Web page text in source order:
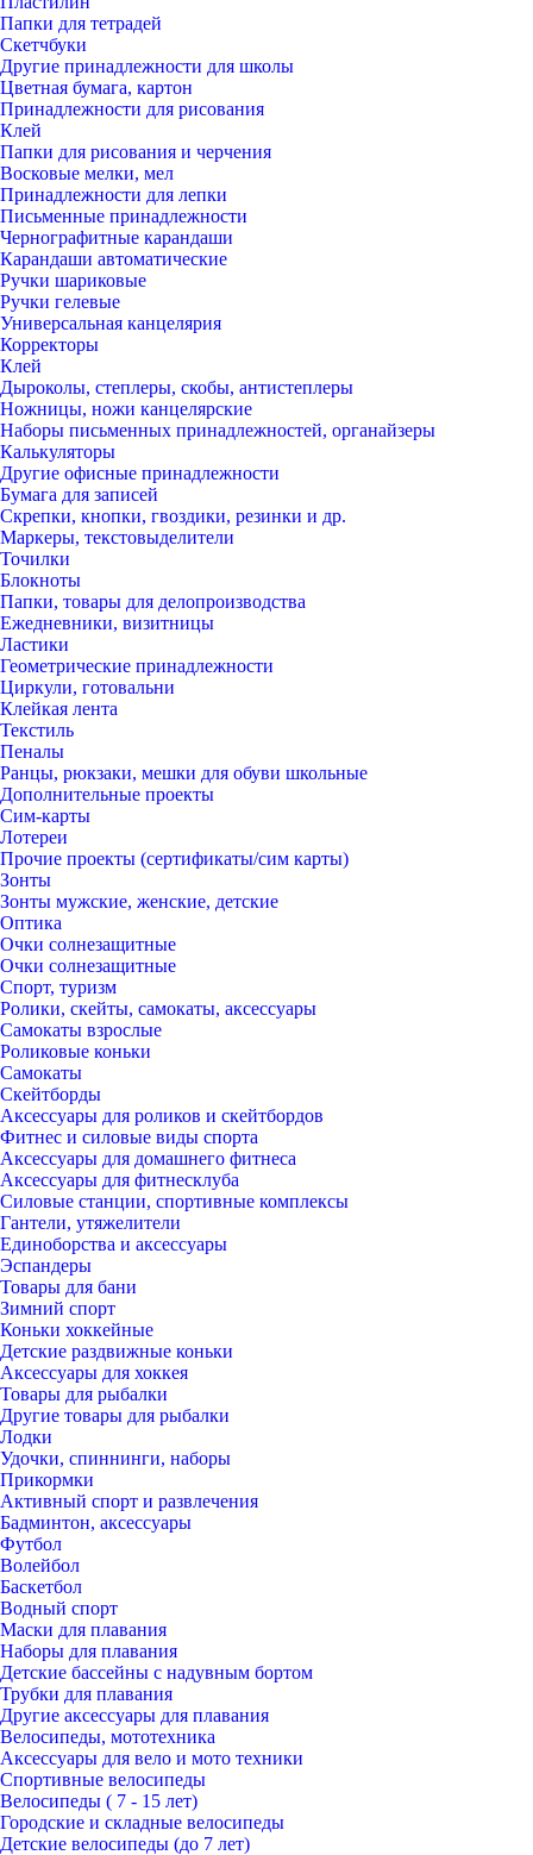
Папки для тетрадей
Скетчбуки
Другие принадлежности для школы
Цветная бумага, картон
Принадлежности для рисования
Клей
Папки для рисования и черчения
Восковые мелки, мел
Принадлежности для лепки
Письменные принадлежности
Чернографитные карандаши
Карандаши автоматические
Ручки шариковые
Ручки гелевые
Универсальная канцелярия
Корректоры
Клей
Дыроколы, степлеры, скобы, антистеплеры
Ножницы, ножи канцелярские
Наборы письменных принадлежностей, органайзеры
Калькуляторы
Другие офисные принадлежности
Бумага для записей
Скрепки, кнопки, гвоздики, резинки и др.
Маркеры, текстовыделители
Точилки
Блокноты
Папки, товары для делопроизводства
Ежедневники, визитницы
Ластики
Геометрические принадлежности
Циркули, готовальни
Клейкая лента
Текстиль
Пеналы
Ранцы, рюкзаки, мешки для обуви школьные
Дополнительные проекты
Сим-карты
Лотереи
Прочие проекты (сертификаты/сим карты)
Зонты
Зонты мужские, женские, детские
Оптика
Очки солнезащитные
Очки солнезащитные
Спорт, туризм
Ролики, скейты, самокаты, аксессуары
Самокаты взрослые
Роликовые коньки
Самокаты
Скейтборды
Аксессуары для роликов и скейтбордов
Фитнес и силовые виды спорта
Аксессуары для домашнего фитнеса
Аксессуары для фитнесклуба
Силовые станции, спортивные комплексы
Гантели, утяжелители
Единоборства и аксессуары
Эспандеры
Товары для бани
Зимний спорт
Коньки хоккейные
Детские раздвижные коньки
Аксессуары для хоккея
Товары для рыбалки
Другие товары для рыбалки
Лодки
Удочки, спиннинги, наборы
Прикормки
Активный спорт и развлечения
Бадминтон, аксессуары
Футбол
Волейбол
Баскетбол
Водный спорт
Маски для плавания
Наборы для плавания
Детские бассейны c надувным бортом
Трубки для плавания
Другие аксессуары для плавания
Велосипеды, мототехника
Аксессуары для вело и мото техники
Спортивные велосипеды
Велосипеды ( 7 - 15 лет)
Городские и складные велосипеды
Детские велосипеды (до 7 лет)